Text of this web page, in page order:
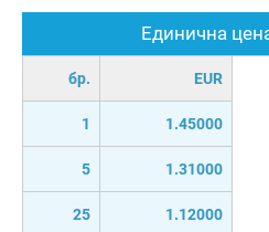
Единична
бр. EUR
1 1.45000
5 1.31000
25 1.12000